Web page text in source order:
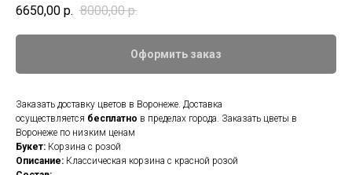
6650,00 р. 8000,00 р.
Оформить заказ
Заказать доставку цветов в Воронеже. Доставка
осуществляется бесплатно в пределах города. Заказать цветы в
Воронеже по низким ценам
Букет: Корзина с розой
Описание: Классическая корзина с красной розой